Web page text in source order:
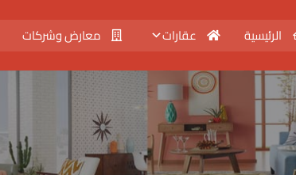
الرئيسية عقارات معارض وشركات